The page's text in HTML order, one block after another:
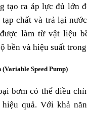
tạo ra áp lực đủ lớn
chất và trả lại
làm từ vật liệu
bền và hiệu suất
Speed Pump)
bơm có thể điều
quả. Với khả